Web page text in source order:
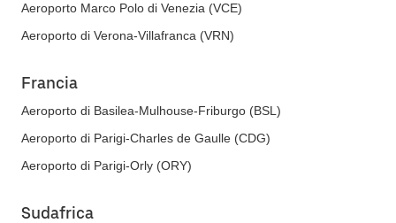
Aeroporto Marco Polo di Venezia (VCE)
Aeroporto di Verona-Villafranca (VRN)
Francia
Aeroporto di Basilea-Mulhouse-Friburgo (BSL)
Aeroporto di Parigi-Charles de Gaulle (CDG)
Aeroporto di Parigi-Orly (ORY)
Sudafrica